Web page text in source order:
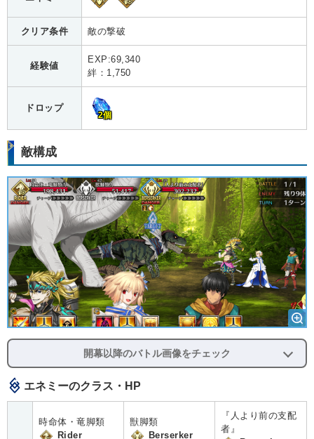
クリア条件 敵の撃破
経験値
EXP:69,340
絆：1,750
ドロップ
2個
敵構成
開幕以降のバトル画像をチェック
エネミーのクラス・HP
時命体・竜脚類
Rider
獣脚類
Berserker
『人より前の支配
者』